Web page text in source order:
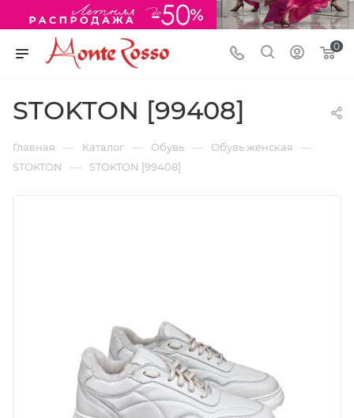
0
STOKTON [99408]
Главная — Каталог — Обувь — Обувь женская —
STOKTON — STOKTON [99408]